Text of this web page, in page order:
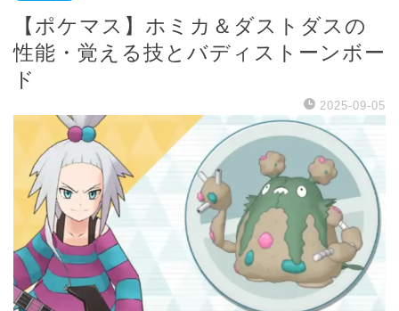
【ポケマス】ホミカ＆ダストダスの
性能・覚える技とバディストーンボー
ド
2025-09-05